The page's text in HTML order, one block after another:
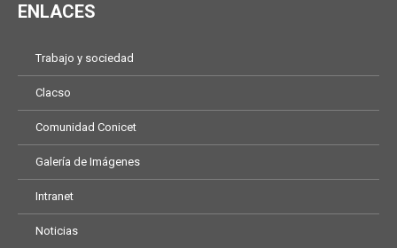
ENLACES
Trabajo y sociedad
Clacso
Comunidad Conicet
Galería de Imágenes
Intranet
Noticias